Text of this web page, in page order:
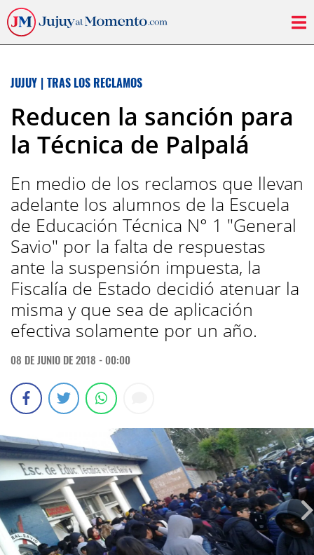
JUJUY | TRAS LOS RECLAMOS
Reducen la sanción para
la Técnica de Palpalá
En medio de los reclamos que llevan
adelante los alumnos de la Escuela
de Educación Técnica N° 1 "General
Savio" por la falta de respuestas
ante la suspensión impuesta, la
Fiscalía de Estado decidió atenuar la
misma y que sea de aplicación
efectiva solamente por un año.
08 DE JUNIO DE 2018 - 00:00